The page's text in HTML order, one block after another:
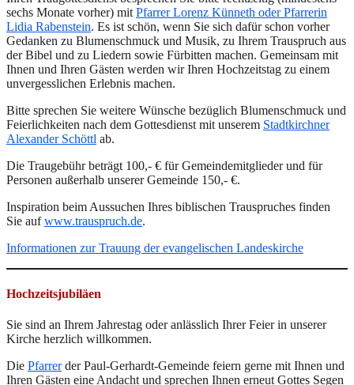
sechs Monate vorher) mitPfarrer Lorenz Künneth oder Pfarrerin
Lidia Rabenstein. Es ist schön, wenn Sie sich dafür schon vorher
Gedanken zu Blumenschmuck und Musik, zu Ihrem Trauspruch aus
der Bibel und zu Liedern sowie Fürbitten machen. Gemeinsam mit
Ihnen und Ihren Gästen werden wir Ihren Hochzeitstag zu einem
unvergesslichen Erlebnis machen.
Bitte sprechen Sie weitere Wünsche bezüglich Blumenschmuck und
Feierlichkeiten nach dem Gottesdienst mit unserem Stadtkirchner
Alexander Schöttl ab.
Die Traugebühr beträgt 100,- € für Gemeindemitglieder und für
Personen außerhalb unserer Gemeinde 150,- €.
Inspiration beim Aussuchen Ihres biblischen Trauspruches finden
Sie aufwww.trauspruch.de.
Informationen zur Trauung der evangelischen Landeskirche
Hochzeitsjubiläen
Sie sind an Ihrem Jahrestag oder anlässlich Ihrer Feier in unserer
Kirche herzlich willkommen.
Die Pfarrerder Paul-Gerhardt-Gemeinde feiern gerne mit Ihnen und
Ihren Gästen eine Andacht und sprechen Ihnen erneut Gottes Segen